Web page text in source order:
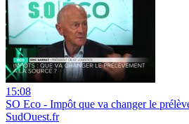
15:08
SO Eco - Impôt que va changer le
SudOuest.fr